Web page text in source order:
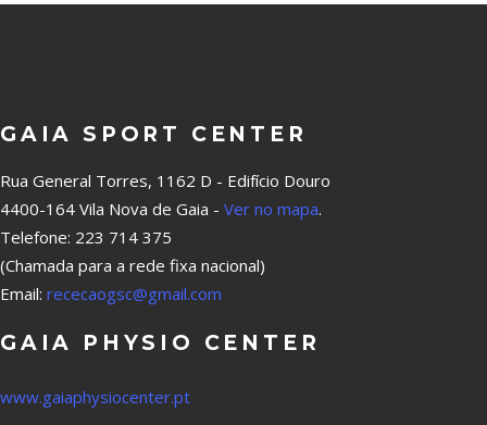
GAIA SPORT CENTER
Rua General Torres, 1162 D - Edifício Douro
4400-164 Vila Nova de Gaia - Ver no mapa.
Telefone: 223 714 375
(Chamada para a rede fixa nacional)
Email: rececaogsc@gmail.com
GAIA PHYSIO CENTER
www.gaiaphysiocenter.pt